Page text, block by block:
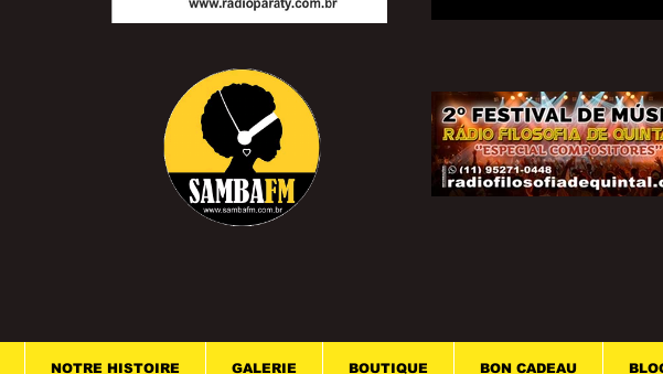
NOTRE HISTOIRE GALERIE BOUTIQUE BON CADEAU